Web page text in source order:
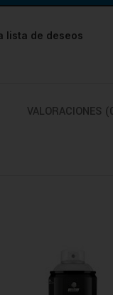
lista de deseos
VALORACIONES